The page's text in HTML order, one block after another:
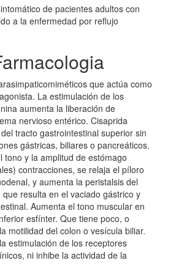
de pacientes adultos con
a la enfermedad por reflujo
que actúa como
La estimulación de los
aumenta la liberación de
nervioso entérico. Cisaprida
tracto gastrointestinal superior sin
gástricas, biliares o pancreáticos.
tono y la amplitud de estómago
contracciones, se relaja el píloro
y aumenta la peristalsis del
resulta en el vaciado gástrico y
Aumenta el tono muscular en
esfínter. Que tiene poco, o
motilidad del colon o vesícula biliar.
estimulación de los receptores
ni inhibe la actividad de la